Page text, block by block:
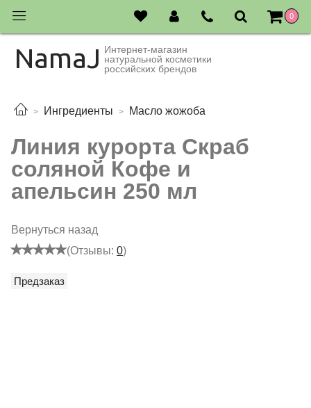
0
NamaJ Интернет-магазин
натуральной косметики
российских брендов
Ингредиенты Масло жожоба
Линия курорта Скраб
соляной Кофе и
апельсин 250 мл
Вернуться назад
(Отзывы: 0)
Предзаказ